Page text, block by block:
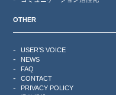
OTHER
USER’S VOICE
NEWS
FAQ
CONTACT
PRIVACY POLICY